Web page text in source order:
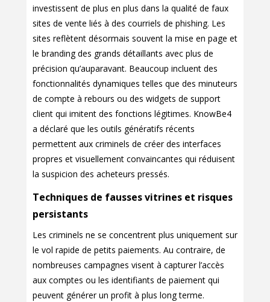
investissent de plus en plus dans la qualité de faux
sites de vente liés à des courriels de phishing. Les
sites reflètent désormais souvent la mise en page et
le branding des grands détaillants avec plus de
précision qu’auparavant. Beaucoup incluent des
fonctionnalités dynamiques telles que des minuteurs
de compte à rebours ou des widgets de support
client qui imitent des fonctions légitimes. KnowBe4
a déclaré que les outils génératifs récents
permettent aux criminels de créer des interfaces
propres et visuellement convaincantes qui réduisent
la suspicion des acheteurs pressés.
Techniques de fausses vitrines et risques
persistants
Les criminels ne se concentrent plus uniquement sur
le vol rapide de petits paiements. Au contraire, de
nombreuses campagnes visent à capturer l’accès
aux comptes ou les identifiants de paiement qui
peuvent générer un profit à plus long terme.